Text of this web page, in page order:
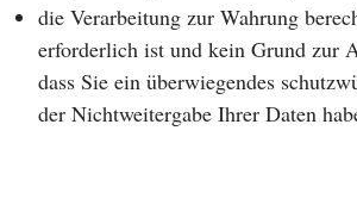
die Verarbeitung zur Wahrung
erforderlich ist und kein Grund zur
dass Sie ein überwiegendes
der Nichtweitergabe Ihrer Daten